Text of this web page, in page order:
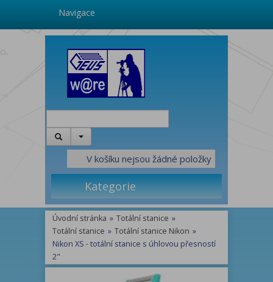
Navigace
V košíku nejsou žádné položky
Kategorie
Úvodní stránka » Totální stanice »
Totální stanice » Totální stanice Nikon »
Nikon XS - totální stanice s úhlovou přesností
2"